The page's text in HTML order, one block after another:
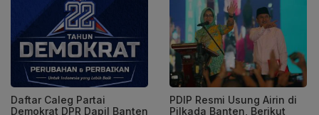
Daftar Caleg Partai
Demokrat DPR Dapil Banten
PDIP Resmi Usung Airin di
Pilkada Banten, Berikut